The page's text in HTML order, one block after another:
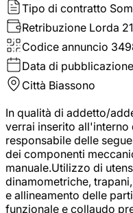
Tipo di contratto
Retribuzione Lorda
Codice annuncio
Data di pubblicazione
Città Biassono
In qualità di addetto/
verrai inserito
responsabile delle
dei componenti
manuale.Utilizzo di
dinamometriche,
e allineamento delle
funzionale e collaudo